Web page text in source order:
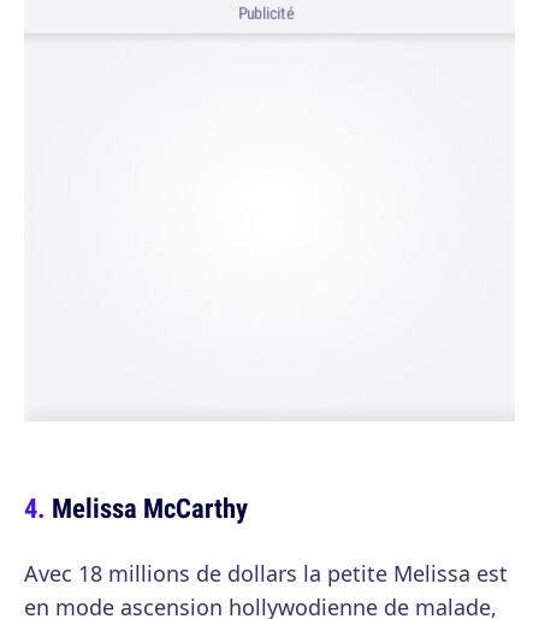
Publicité
Melissa McCarthy
Avec 18 millions de dollars la petite Melissa est
en mode ascension hollywodienne de malade,